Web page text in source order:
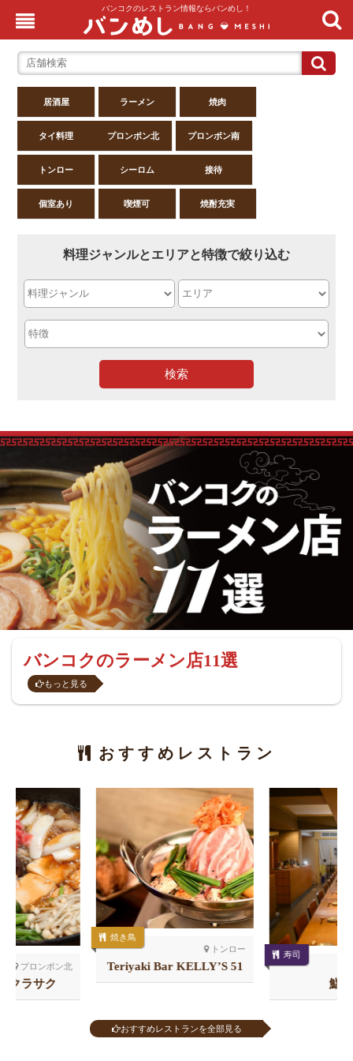
バンコクのレストラン情報ならバンめし！
居酒屋 ラーメン 焼肉
タイ料理 プロンポン北 プロンポン南
トンロー シーロム 接待
個室あり 喫煙可 焼酎充実
料理ジャンルとエリアと特徴で絞り込む
検索
バンコクのラーメン店11選
もっと見る
おすすめレストラン
トンロー
焼き鳥
Teriyaki Bar KELLY’S 51
店
シーロム
寿司
鮨 石司
おすすめレストランを全部見る